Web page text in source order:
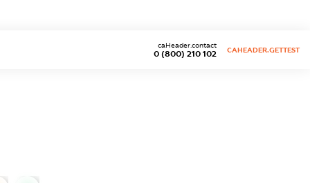
0 (800) 210 102
caHeader.contact
CAHEADER.GETTEST